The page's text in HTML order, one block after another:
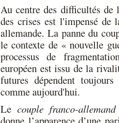
Au centre des difficultés de
des crises est l'impensé
allemande. La panne du
le contexte de « nouvelle
processus de
européen est issu de la
futures dépendent
comme aujourd'hui.
Le couple franco-